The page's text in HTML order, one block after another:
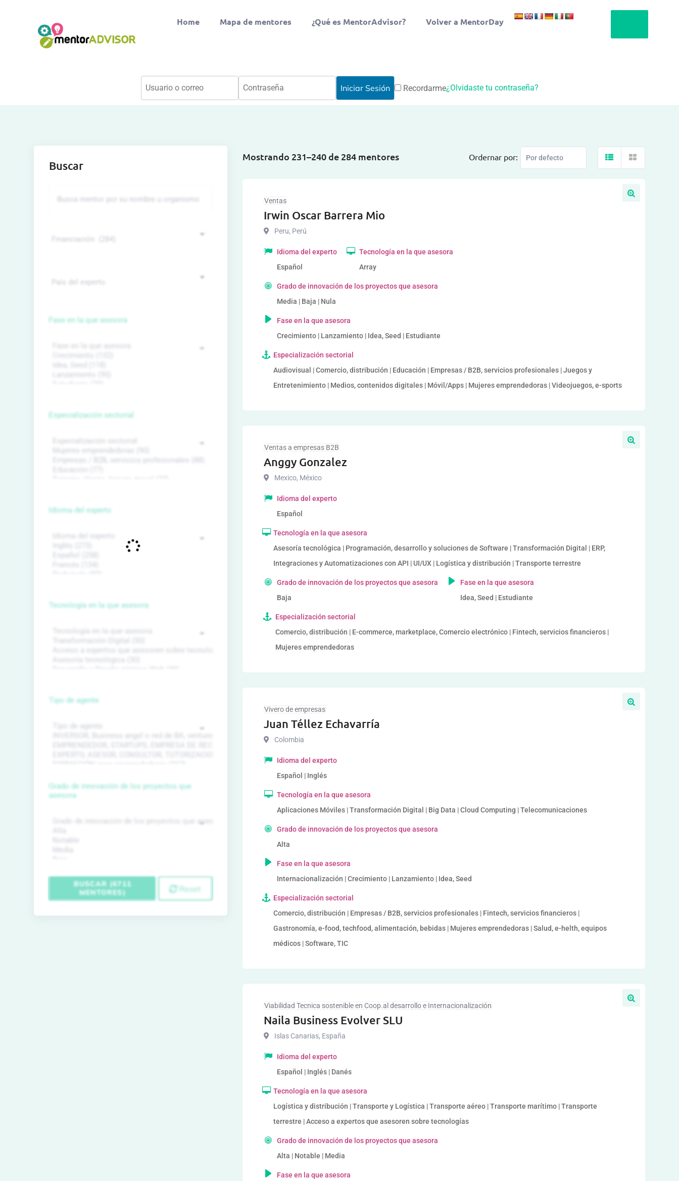
Home Mapa de mentores ¿Qué es MentorAdvisor? Volver a MentorDay
Recordarme¿Olvidaste tu contraseña?
Mostrando 231–240 de 284 mentores Ordernar por:
Ventas
Irwin Oscar Barrera Mio
Peru, Perú
Idioma del experto
Español
Tecnología en la que asesora
Array
Grado de innovación de los proyectos que asesora
Media | Baja | Nula
Fase en la que asesora
Crecimiento | Lanzamiento | Idea, Seed | Estudiante
Especialización sectorial
Audiovisual | Comercio, distribución | Educación | Empresas / B2B, servicios profesionales | Juegos y
Entretenimiento | Medios, contenidos digitales | Móvil/Apps | Mujeres emprendedoras | Videojuegos, e-sports
Ventas a empresas B2B
Anggy Gonzalez
Mexico, México
Idioma del experto
Español
Tecnología en la que asesora
Asesoría tecnológica | Programación, desarrollo y soluciones de Software | Transformación Digital | ERP,
Integraciones y Automatizaciones con API | UI/UX | Logística y distribución | Transporte terrestre
Grado de innovación de los proyectos que asesora
Baja
Fase en la que asesora
Idea, Seed | Estudiante
Especialización sectorial
Comercio, distribución | E-commerce, marketplace, Comercio electrónico | Fintech, servicios financieros |
Mujeres emprendedoras
Vivero de empresas
Juan Téllez Echavarría
Colombia
Idioma del experto
Español | Inglés
Tecnología en la que asesora
Aplicaciones Móviles | Transformación Digital | Big Data | Cloud Computing | Telecomunicaciones
Grado de innovación de los proyectos que asesora
Alta
Fase en la que asesora
Internacionalización | Crecimiento | Lanzamiento | Idea, Seed
Especialización sectorial
Comercio, distribución | Empresas / B2B, servicios profesionales | Fintech, servicios financieros |
Gastronomía, e-food, techfood, alimentación, bebidas | Mujeres emprendedoras | Salud, e-helth, equipos
médicos | Software, TIC
Viabilidad Tecnica sostenible en Coop.al desarrollo e Internacionalización
Naila Business Evolver SLU
Islas Canarias, España
Idioma del experto
Español | Inglés | Danés
Tecnología en la que asesora
Logística y distribución | Transporte y Logística | Transporte aéreo | Transporte marítimo | Transporte
terrestre | Acceso a expertos que asesoren sobre tecnologías
Grado de innovación de los proyectos que asesora
Alta | Notable | Media
Fase en la que asesora
Buscar
Fase en la que asesora
Especialización sectorial
Idioma del experto
Tecnología en la que asesora
Tipo de agente
Grado de innovación de los proyectos que
asesora
BUSCAR (6711
MENTORES)
Reset